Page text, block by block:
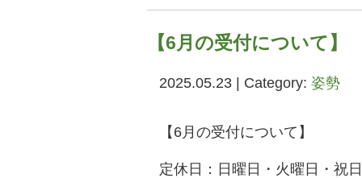
【6月の受付について】
2025.05.23 | Category: 姿勢
【6月の受付について】
定休日：日曜日・火曜日・祝日